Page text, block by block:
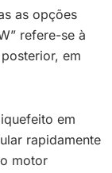
as opções
refere-se à
em
em
rapidamente
motor